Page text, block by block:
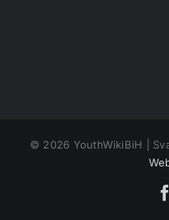
© 2026 YouthWikiBiH |